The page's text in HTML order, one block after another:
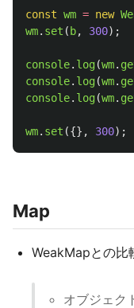
const wm = new
wm. set ( b, 300);
console. log(wm.
console. log(wm.
console. log(wm.
wm. set ({}, 300);
Map
WeakMapとの比
オブジェク